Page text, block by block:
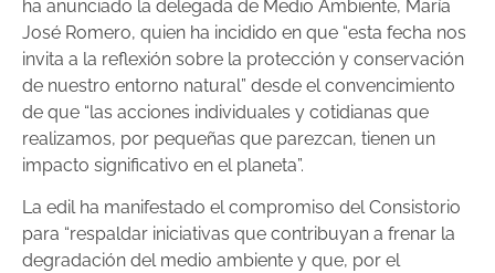
ha anunciado la delegada de Medio Ambiente, María
José Romero, quien ha incidido en que “esta fecha nos
invita a la reflexión sobre la protección y conservación
de nuestro entorno natural” desde el convencimiento
de que “las acciones individuales y cotidianas que
realizamos, por pequeñas que parezcan, tienen un
impacto significativo en el planeta”.
La edil ha manifestado el compromiso del Consistorio
para “respaldar iniciativas que contribuyan a frenar la
degradación del medio ambiente y que, por el